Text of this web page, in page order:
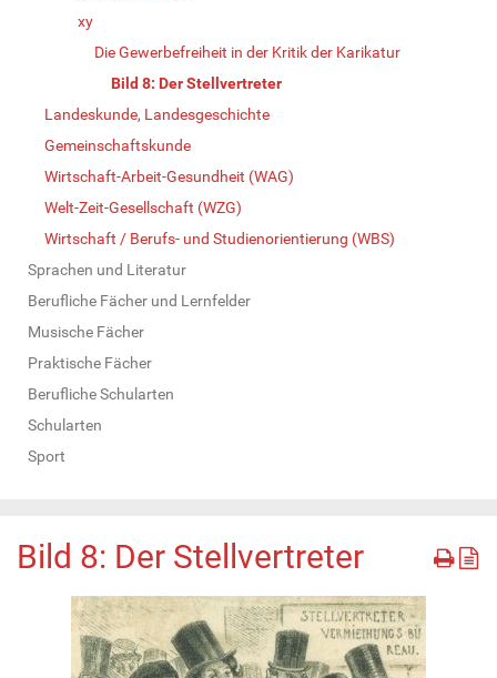
xy
Die Gewerbefreiheit in der Kritik der Karikatur
Bild 8: Der Stellvertreter
Landeskunde, Landesgeschichte
Gemeinschaftskunde
Wirtschaft-Arbeit-Gesundheit (WAG)
Welt-Zeit-Gesellschaft (WZG)
Wirtschaft / Berufs- und Studienorientierung (WBS)
Sprachen und Literatur
Berufliche Fächer und Lernfelder
Musische Fächer
Praktische Fächer
Berufliche Schularten
Schularten
Sport
Bild 8: Der Stellvertreter